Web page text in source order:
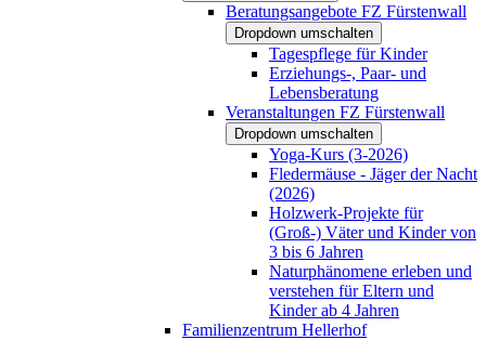
Beratungsangebote FZ Fürstenwall
Dropdown umschalten
Tagespflege für Kinder
Erziehungs-, Paar- und
Lebensberatung
Veranstaltungen FZ Fürstenwall
Dropdown umschalten
Yoga-Kurs (3-2026)
Fledermäuse - Jäger der Nacht
(2026)
Holzwerk-Projekte für
(Groß-) Väter und Kinder von
3 bis 6 Jahren
Naturphänomene erleben und
verstehen für Eltern und
Kinder ab 4 Jahren
Familienzentrum Hellerhof